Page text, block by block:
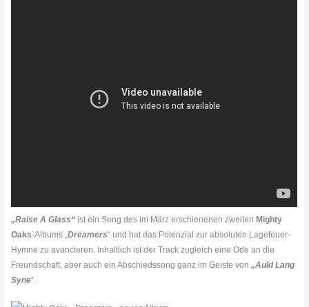
„Raise A Glass“ ist ein Song des im März erschienenen zweiten Mighty
Oaks-Albums „Dreamers“ und hat das Potenzial zur absoluten Lagefeuer-
Hymne zu avancieren. Inhaltlich ist der Track zugleich eine Ode an die
Freundschaft, aber auch ein Abschiedssong ganz im Geiste von„Auld Lang
Syne“.